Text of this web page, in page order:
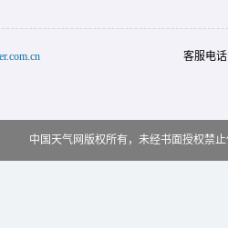
客服电
中国天气网版权所有，未经书面授权